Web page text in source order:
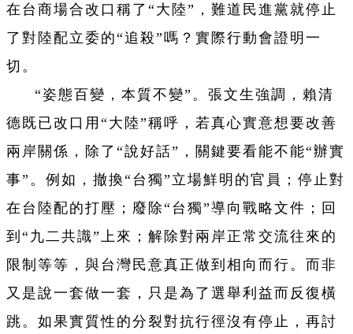
在台商場合改口稱了“大陸”，難道民進黨就停止
了對陸配立委的“追殺”嗎？實際行動會證明一
切。
“姿態百變，本質不變”。張文生強調，賴清
德既已改口用“大陸”稱呼，若真心實意想要改善
兩岸關係，除了“說好話”，關鍵要看能不能“辦實
事”。例如，撤換“台獨”立場鮮明的官員；停止對
在台陸配的打壓；廢除“台獨”導向戰略文件；回
到“九二共識”上來；解除對兩岸正常交流往來的
限制等等，與台灣民意真正做到相向而行。而非
又是說一套做一套，只是為了選舉利益而反復橫
跳。如果實質性的分裂對抗行徑沒有停止，再討